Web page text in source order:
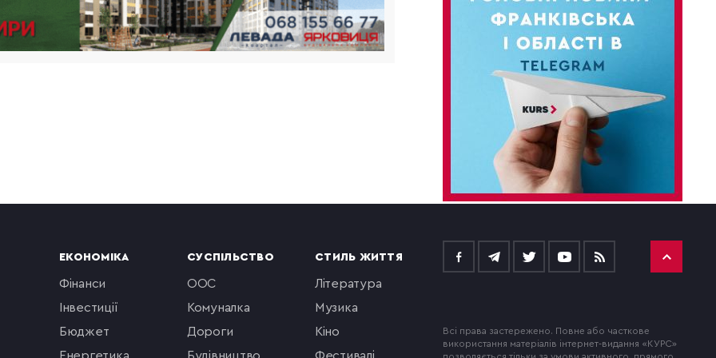
ЕКОНОМІКА
фінанси
інвестиції
бюджет
СУСПІЛЬСТВО
ООС
комуналка
Дороги
СТИЛЬ ЖИТТЯ
література
музика
кіно
Всі права застережено. Повне або часткове
використання матеріалів інтернет-видання «КУРС»